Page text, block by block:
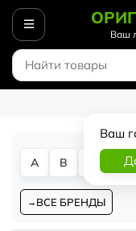
Ваш
Ваш
A B D
ВСЕ БРЕНДЫ